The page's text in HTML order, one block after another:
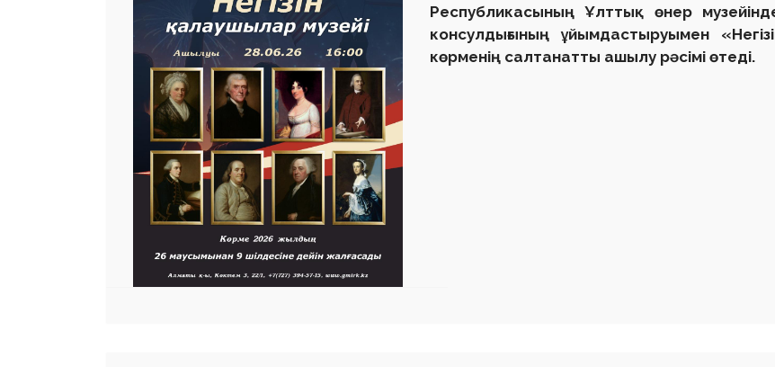
Республикасының Ұлттық өнер
консулдығының ұйымдастыруымен
көрменің салтанатты ашылу рәсімі өтеді.